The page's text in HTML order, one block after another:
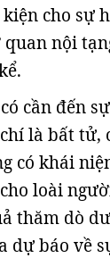
cho sự
quan nội
cần đến
là bất tử,
có khái
loài
thăm dò
dự báo về